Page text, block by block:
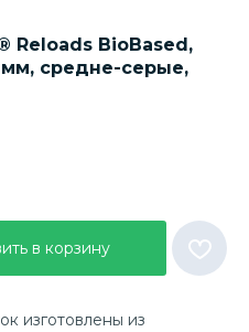
Reloads BioBased,
мм, средне-серые,
в корзину
изготовлены из